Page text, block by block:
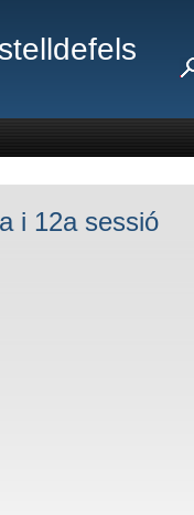
i 12a sessió